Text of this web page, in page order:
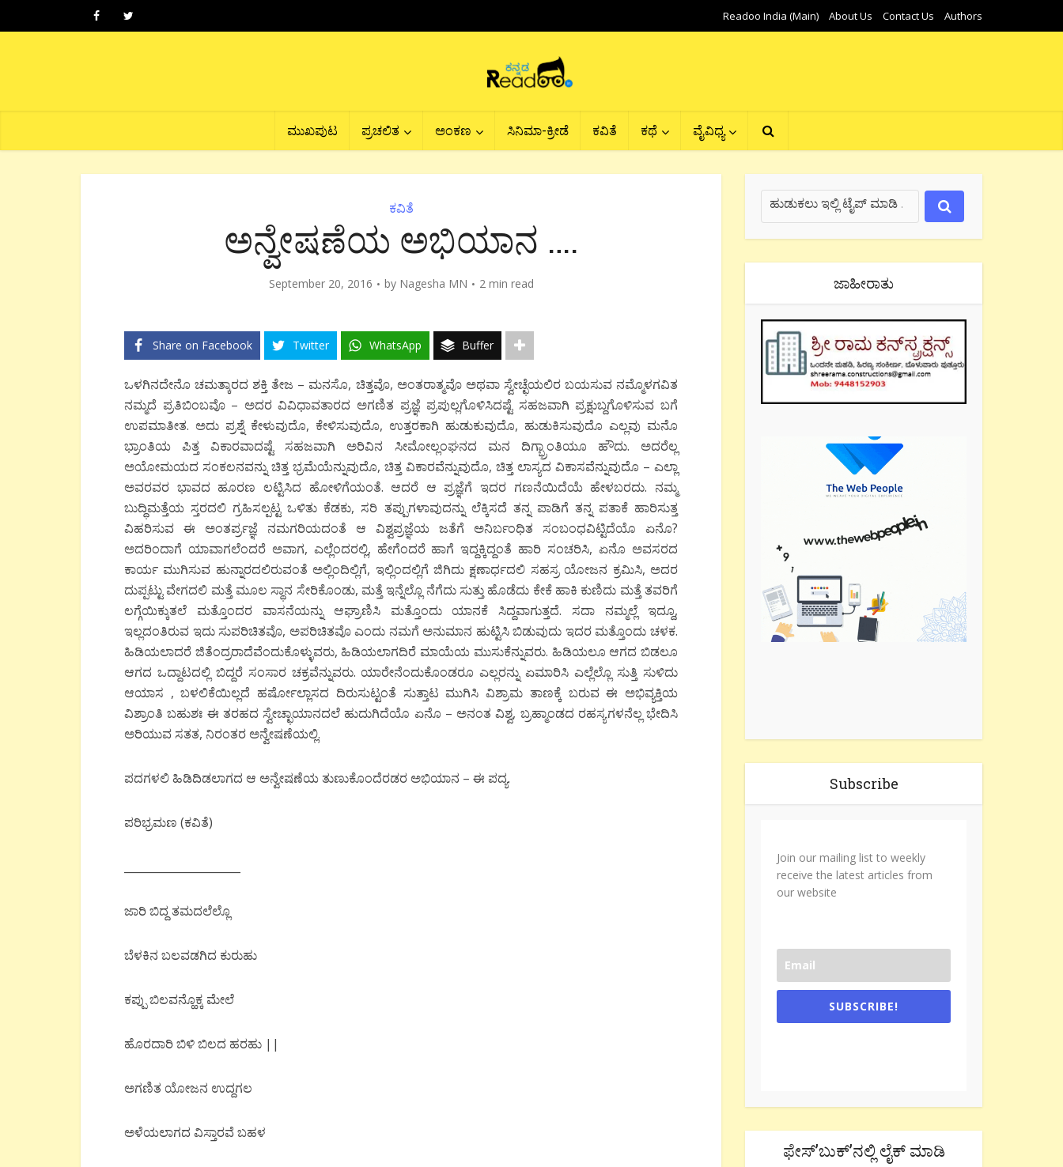
Readoo India (Main) About Us Contact Us Authors
ಮುಖಪುಟ ಪ್ರಚಲಿತ ಅಂಕಣ ಸಿನಿಮಾ-ಕ್ರೀಡೆ ಕವಿತೆ ಕಥೆ ವೈವಿಧ್ಯ
ಕವಿತೆ
ಅನ್ವೇಷಣೆಯ ಅಭಿಯಾನ ….
September 20, 2016 by Nagesha MN 2 min read
Share on Facebook Twitter WhatsApp Buffer
ಒಳಗಿನದೇನೊ ಚಮತ್ಕಾರದ ಶಕ್ತಿ ತೇಜ – ಮನಸೊ, ಚಿತ್ತವೊ, ಅಂತರಾತ್ಮವೊ ಅಥವಾ ಸ್ವೇಚ್ಛೆಯಲಿರ ಬಯಸುವ ನಮ್ಮೊಳಗವಿತ
ನಮ್ಮದೆ ಪ್ರತಿಬಿಂಬವೊ – ಅದರ ವಿವಿಧಾವತಾರದ ಅಗಣಿತ ಪ್ರಜ್ಞೆ ಪ್ರಪುಲ್ಲಗೊಳಿಸಿದಷ್ಟೆ ಸಹಜವಾಗಿ ಪ್ರಕ್ಷುಬ್ದಗೊಳಿಸುವ ಬಗೆ
ಉಪಮಾತೀತ. ಅದು ಪ್ರಶ್ನೆ ಕೇಳುವುದೊ, ಕೇಳಿಸುವುದೊ, ಉತ್ತರಕಾಗಿ ಹುಡುಕುವುದೊ, ಹುಡುಕಿಸುವುದೊ ಎಲ್ಲವು ಮನೊ
ಭ್ರಾಂತಿಯ ಪಿತ್ತ ವಿಕಾರವಾದಷ್ಟೆ ಸಹಜವಾಗಿ ಅರಿವಿನ ಸೀಮೋಲ್ಲಂಘನದ ಮನ ದಿಗ್ಭ್ರಾಂತಿಯೂ ಹೌದು. ಅದರೆಲ್ಲ
ಅಯೋಮಯದ ಸಂಕಲನವನ್ನು ಚಿತ್ತ ಭ್ರಮೆಯೆನ್ನುವುದೊ, ಚಿತ್ತ ವಿಕಾರವೆನ್ನುವುದೊ, ಚಿತ್ತ ಲಾಸ್ಯದ ವಿಕಾಸವೆನ್ನುವುದೊ – ಎಲ್ಲಾ
ಅವರವರ ಭಾವದ ಹೂರಣ ಲಟ್ಟಿಸಿದ ಹೋಳಿಗೆಯಂತೆ. ಆದರೆ ಆ ಪ್ರಜ್ಞೆಗೆ ಇದರ ಗಣನೆಯಿದೆಯೆ ಹೇಳಬರದು. ನಮ್ಮ
ಬುದ್ಧಿಮತ್ತೆಯ ಸ್ತರದಲಿ ಗ್ರಹಿಸಲ್ಪಟ್ಟ ಒಳಿತು ಕೆಡಕು, ಸರಿ ತಪ್ಪುಗಳಾವುದನ್ನು ಲೆಕ್ಕಿಸದೆ ತನ್ನ ಪಾಡಿಗೆ ತನ್ನ ಪತಾಕೆ ಹಾರಿಸುತ್ತ
ವಿಹರಿಸುವ ಈ ಅಂತರ್ಪ್ರಜ್ಞೆ ನಮಗರಿಯದಂತೆ ಆ ವಿಶ್ವಪ್ರಜ್ಞೆಯ ಜತೆಗೆ ಅನಿರ್ಬಂಧಿತ ಸಂಬಂಧವಿಟ್ಟಿದೆಯೊ ಏನೊ?
ಅದರಿಂದಾಗೆ ಯಾವಾಗಲೆಂದರೆ ಅವಾಗ, ಎಲ್ಲೆಂದರಲ್ಲಿ, ಹೇಗೆಂದರೆ ಹಾಗೆ ಇದ್ದಕ್ಕಿದ್ದಂತೆ ಹಾರಿ ಸಂಚರಿಸಿ, ಏನೊ ಅವಸರದ
ಕಾರ್ಯ ಮುಗಿಸುವ ಹುನ್ನಾರದಲಿರುವಂತೆ ಅಲ್ಲಿಂದಿಲ್ಲಿಗೆ, ಇಲ್ಲಿಂದಲ್ಲಿಗೆ ಜಿಗಿದು ಕ್ಷಣಾರ್ಧದಲಿ ಸಹಸ್ರ ಯೋಜನ ಕ್ರಮಿಸಿ, ಅದರ
ದುಪ್ಪಟ್ಟು ವೇಗದಲಿ ಮತ್ತೆ ಮೂಲ ಸ್ಥಾನ ಸೇರಿಕೊಂಡು, ಮತ್ತೆ ಇನ್ನೆಲ್ಲೊ ನೆಗೆದು ಸುತ್ತು ಹೊಡೆದು ಕೇಕೆ ಹಾಕಿ ಕುಣಿದು ಮತ್ತೆ ತವರಿಗೆ
ಲಗ್ಗೆಯಿಕ್ಕುತಲೆ ಮತ್ತೊಂದರ ವಾಸನೆಯನ್ನು ಆಘ್ರಾಣಿಸಿ ಮತ್ತೊಂದು ಯಾನಕೆ ಸಿದ್ದವಾಗುತ್ತದೆ. ಸದಾ ನಮ್ಮಲ್ಲೆ ಇದ್ದೂ,
ಇಲ್ಲದಂತಿರುವ ಇದು ಸುಪರಿಚಿತವೊ, ಅಪರಿಚಿತವೊ ಎಂದು ನಮಗೆ ಅನುಮಾನ ಹುಟ್ಟಿಸಿ ಬಿಡುವುದು ಇದರ ಮತ್ತೊಂದು ಚಳಕ.
ಹಿಡಿಯಲಾದರೆ ಜಿತೆಂದ್ರರಾದೆವೆಂದುಕೊಳ್ಳುವರು, ಹಿಡಿಯಲಾಗದಿರೆ ಮಾಯೆಯ ಮುಸುಕೆನ್ನುವರು. ಹಿಡಿಯಲೂ ಆಗದ ಬಿಡಲೂ
ಆಗದ ಒದ್ದಾಟದಲ್ಲಿ ಬಿದ್ದರೆ ಸಂಸಾರ ಚಕ್ರವೆನ್ನುವರು. ಯಾರೇನೆಂದುಕೊಂಡರೂ ಎಲ್ಲರನ್ನು ಏಮಾರಿಸಿ ಎಲ್ಲೆಲ್ಲೊ ಸುತ್ತಿ ಸುಳಿದು
ಆಯಾಸ , ಬಳಲಿಕೆಯಿಲ್ಲದೆ ಹರ್ಷೋಲ್ಲಾಸದ ದಿರುಸುಟ್ಟಂತೆ ಸುತ್ತಾಟ ಮುಗಿಸಿ ವಿಶ್ರಾಮ ತಾಣಕ್ಕೆ ಬರುವ ಈ ಅಭಿವ್ಯಕ್ತಿಯ
ವಿಶ್ರಾಂತಿ ಬಹುಶಃ ಈ ತರಹದ ಸ್ವೇಚ್ಛಾಯಾನದಲೆ ಹುದುಗಿದೆಯೊ ಏನೊ – ಅನಂತ ವಿಶ್ವ, ಬ್ರಹ್ಮಾಂಡದ ರಹಸ್ಯಗಳನೆಲ್ಲ ಭೇದಿಸಿ
ಅರಿಯುವ ಸತತ, ನಿರಂತರ ಅನ್ವೇಷಣೆಯಲ್ಲಿ.
ಪದಗಳಲಿ ಹಿಡಿದಿಡಲಾಗದ ಆ ಅನ್ವೇಷಣೆಯ ತುಣುಕೊಂದೆರಡರ ಅಭಿಯಾನ – ಈ ಪದ್ಯ.
ಪರಿಭ್ರಮಣ (ಕವಿತೆ)
ಜಾರಿ ಬಿದ್ದ ತಮದಲೆಲ್ಲೊ
ಬೆಳಕಿನ ಬಲವಡಗಿದ ಕುರುಹು
ಕಪ್ಪು ಬಿಲವನ್ಹೊಕ್ಕ ಮೇಲೆ
ಹೊರದಾರಿ ಬಿಳಿ ಬಿಲದ ಹರಹು ||
ಅಗಣಿತ ಯೋಜನ ಉದ್ದಗಲ
ಅಳೆಯಲಾಗದ ವಿಸ್ತಾರವೆ ಬಹಳ
ಜಾಹೀರಾತು
Subscribe
Join our mailing list to weekly
receive the latest articles from
our website
SUBSCRIBE!
ಫೇಸ್’ಬುಕ್’ನಲ್ಲಿ ಲೈಕ್ ಮಾಡಿ